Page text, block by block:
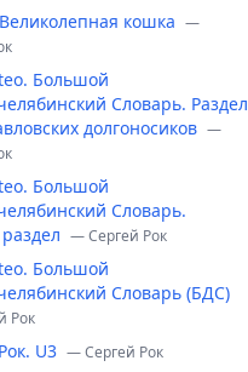
кошка —
Большой
Словарь. Раздел
долгоносиков —
Большой
Словарь.
— Сергей Рок
Большой
Словарь (БДС)
Рок
U3 — Сергей Рок